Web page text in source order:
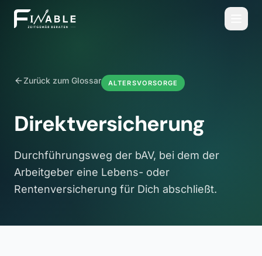
Zurück zum Glossar ALTERSVORSORGE
Direktversicherung
Durchführungsweg der bAV, bei dem der
Arbeitgeber eine Lebens- oder
Rentenversicherung für Dich abschließt.